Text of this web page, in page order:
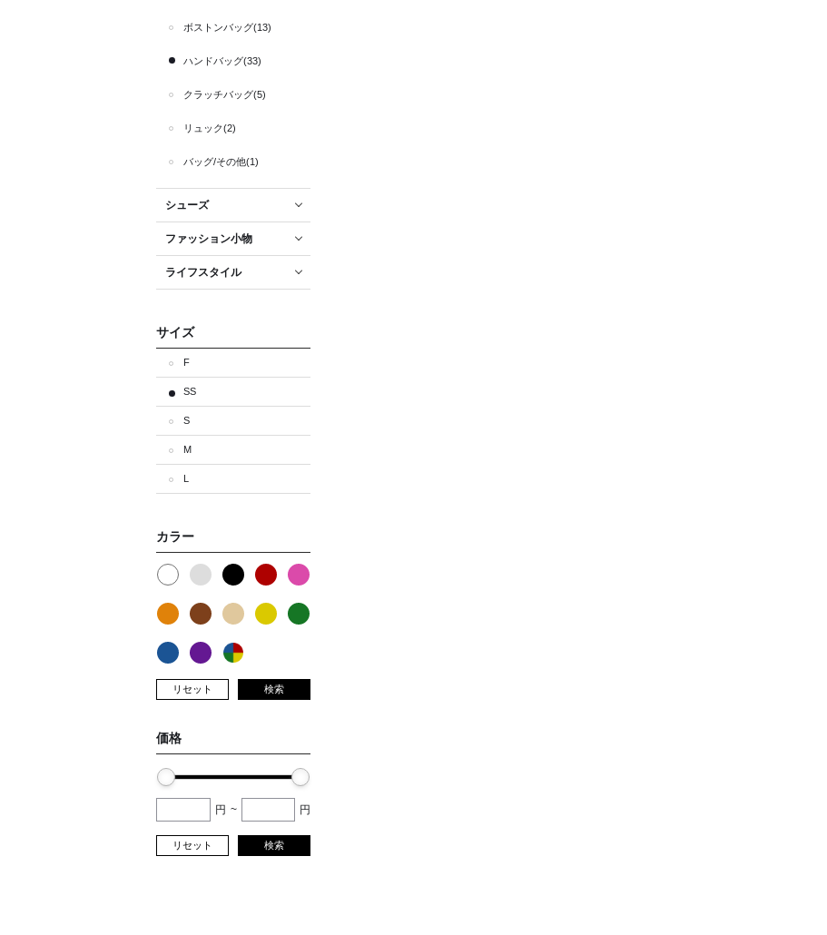
ボストンバッグ(13)
ハンドバッグ(33)
クラッチバッグ(5)
リュック(2)
バッグ/その他(1)
シューズ
ファッション小物
ライフスタイル
サイズ
F
SS
S
M
L
カラー
リセット 検索
価格
円 ~ 円
リセット 検索